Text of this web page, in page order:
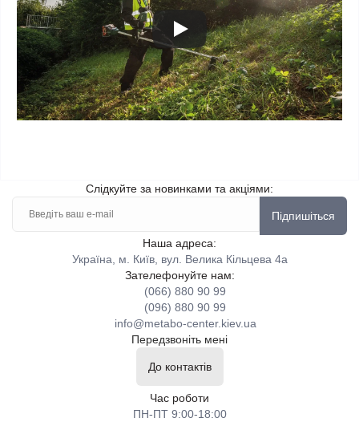
Слідкуйте за новинками та акціями:
Підпишіться
Наша адреса:
Україна, м. Київ, вул. Велика Кільцева 4а
Зателефонуйте нам:
(066) 880 90 99
(096) 880 90 99
info@metabo-center.kiev.ua
Передзвоніть мені
До контактів
Час роботи
ПН-ПТ 9:00-18:00